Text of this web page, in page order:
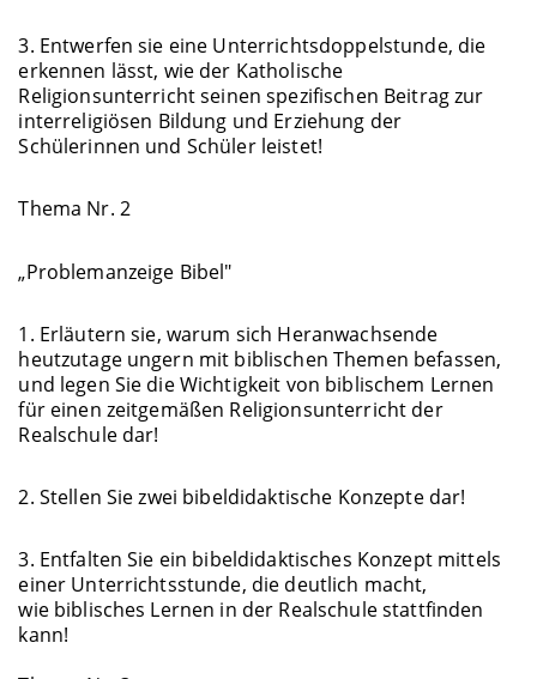
3. Entwerfen sie eine Unterrichtsdoppelstunde, die
erkennen lässt, wie der Katholische
Religionsunterricht seinen spezifischen Beitrag zur
interreligiösen Bildung und Erziehung der
Schülerinnen und Schüler leistet!
Thema Nr. 2
„Problemanzeige Bibel"
1. Erläutern sie, warum sich Heranwachsende
heutzutage ungern mit biblischen Themen befassen,
und legen Sie die Wichtigkeit von biblischem Lernen
für einen zeitgemäßen Religionsunterricht der
Realschule dar!
2. Stellen Sie zwei bibeldidaktische Konzepte dar!
3. Entfalten Sie ein bibeldidaktisches Konzept mittels
einer Unterrichtsstunde, die deutlich macht,
wie biblisches Lernen in der Realschule stattfinden
kann!